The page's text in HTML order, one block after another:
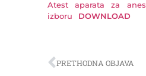
Atest aparata za
izboru
DOWNLOAD
PRETHODNA OBJAVA